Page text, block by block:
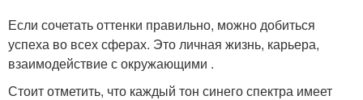
Если сочетать оттенки правильно, можно добиться
успеха во всех сферах. Это личная жизнь, карьера,
взаимодействие с окружающими .
Стоит отметить, что каждый тон синего спектра имеет